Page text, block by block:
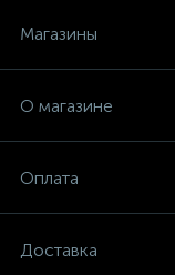
Магазины
О магазине
Оплата
Доставка